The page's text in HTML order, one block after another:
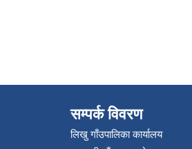
सम्पर्क विवरण
लिखु गाँउपालिका कार्यालय